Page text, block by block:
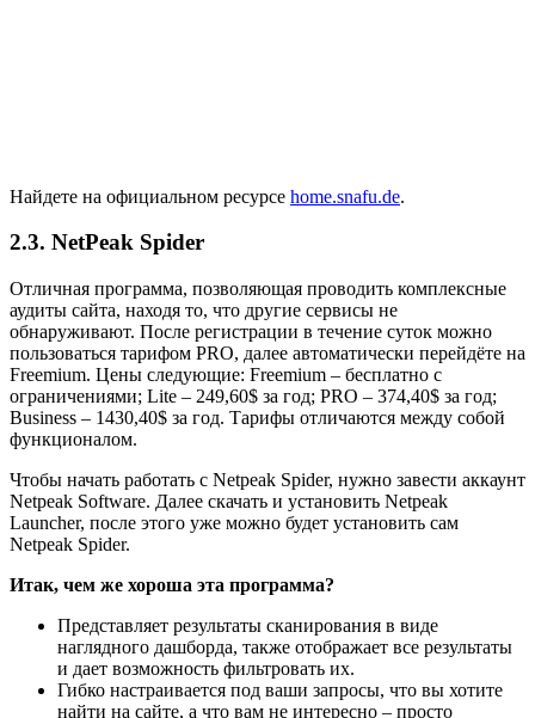
Найдете на официальном ресурсе home.snafu.de.
2.3. NetPeak Spider
Отличная программа, позволяющая проводить комплексные
аудиты сайта, находя то, что другие сервисы не
обнаруживают. После регистрации в течение суток можно
пользоваться тарифом PRO, далее автоматически перейдёте на
Freemium. Цены следующие: Freemium – бесплатно с
ограничениями; Lite – 249,60$ за год; PRO – 374,40$ за год;
Business – 1430,40$ за год. Тарифы отличаются между собой
функционалом.
Чтобы начать работать с Netpeak Spider, нужно завести аккаунт
Netpeak Software. Далее скачать и установить Netpeak
Launcher, после этого уже можно будет установить сам
Netpeak Spider.
Итак, чем же хороша эта программа?
Представляет результаты сканирования в виде
наглядного дашборда, также отображает все результаты
и дает возможность фильтровать их.
Гибко настраивается под ваши запросы, что вы хотите
найти на сайте, а что вам не интересно – просто